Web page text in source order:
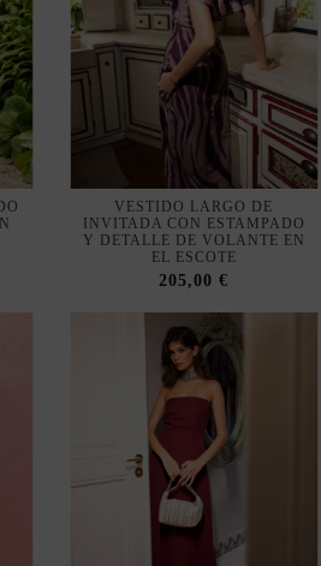
VESTIDO LARGO BURDEOS
PALABRA DE HONOR DE
CREPÉ
170,00 €